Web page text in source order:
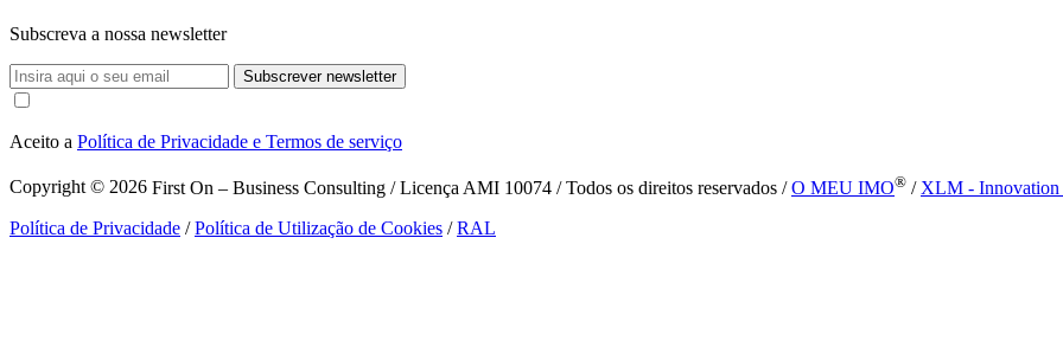
Subscreva a nossa newsletter
Subscrever newsletter
Aceito a Política de Privacidade e Termos de serviço
Copyright © 2026 First On – Business Consulting / Licença AMI 10074 / Todos os direitos reservados /O MEU IMO® / XLM -
Política de Privacidade /Política de Utilização de Cookies /RAL